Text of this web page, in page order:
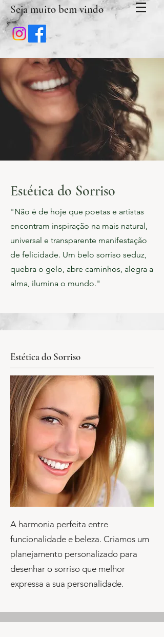
Seja muito bem vindo
Estética do Sorriso
"Não é de hoje que poetas e artistas
encontram inspiração na mais natural,
universal e transparente manifestação
de felicidade. Um belo sorriso seduz,
quebra o gelo, abre caminhos, alegra a
alma, ilumina o mundo."
Estética do Sorriso
A harmonia perfeita entre
funcionalidade e beleza. Criamos um
planejamento personalizado para
desenhar o sorriso que melhor
expressa a sua personalidade.